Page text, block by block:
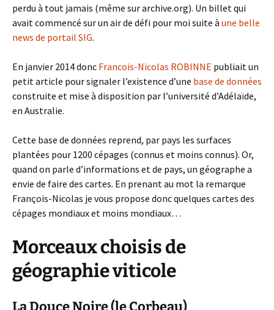
perdu à tout jamais (même sur archive.org). Un billet qui
avait commencé sur un air de défi pour moi suite à une belle
news de portail SIG.
En janvier 2014 donc Francois-Nicolas ROBINNE publiait un
petit article pour signaler l’existence d’une base de données
construite et mise à disposition par l’université d’Adélaïde,
en Australie.
Cette base de données reprend, par pays les surfaces
plantées pour 1200 cépages (connus et moins connus). Or,
quand on parle d’informations et de pays, un géographe a
envie de faire des cartes. En prenant au mot la remarque
François-Nicolas je vous propose donc quelques cartes des
cépages mondiaux et moins mondiaux…
Morceaux choisis de
géographie viticole
La Douce Noire (le Corbeau)